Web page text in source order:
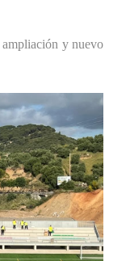
ampliación y nuevo